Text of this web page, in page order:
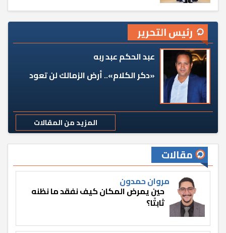
رئيس التحرير
عبد الحكم عبد ربه
«دكر الكلام».. أرض الزمالك لن تعود
المزيد من المقالات
مقالات
مروان حمدون
حين يمرض المكان كيف نفقد ما نظنه
ثابتًا؟